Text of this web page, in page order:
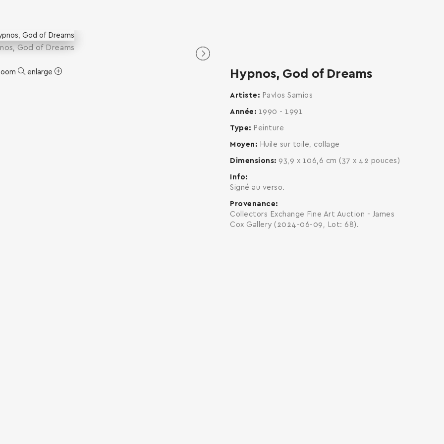
God of Dreams
enlarge Hypnos, God of Dreams
Artiste Pavlos Samios
Année 1990 - 1991
Type Peinture
Moyen Huile sur toile, collage
Dimensions 93,9 x 106,6 cm (37 x 42 pouces)
Info
Signé au verso.
Provenance
Collectors Exchange Fine Art Auction - James
Cox Gallery (2024-06-09, Lot: 68).